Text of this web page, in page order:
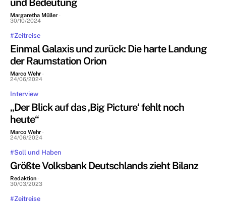
und Bedeutung
Margaretha Müller -
30/10/2024
#Zeitreise
Einmal Galaxis und zurück: Die harte Landung
der Raumstation Orion
Marco Wehr -
24/06/2024
Interview
„Der Blick auf das ‚Big Picture‘ fehlt noch
heute“
Marco Wehr -
24/06/2024
#Soll und Haben
Größte Volksbank Deutschlands zieht Bilanz
Redaktion -
30/03/2023
#Zeitreise